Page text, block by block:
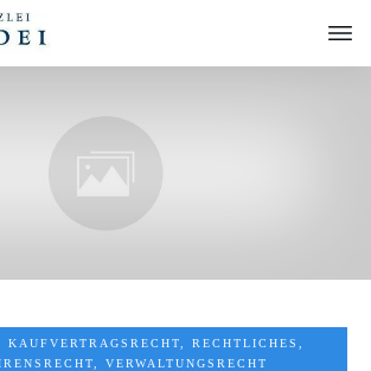
KAUFVERTRAGSRECHT RECHTLICHES
VERWALTUNGSRECHT